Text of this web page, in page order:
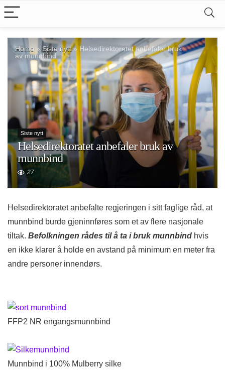
Home » Siste nytt» Helsedirektoratet anbefaler bruk
av munnbind
Siste nytt
Helsedirektoratet anbefaler bruk av
munnbind
27
Helsedirektoratet anbefalte regjeringen i sitt faglige råd, at
munnbind burde gjeninnføres som et av flere nasjonale
tiltak. Befolkningen rådes til å ta i bruk munnbind hvis
en ikke klarer å holde en avstand på minimum en meter fra
andre personer innendørs.
FFP2 NR engangsmunnbind
Munnbind i 100% Mulberry silke